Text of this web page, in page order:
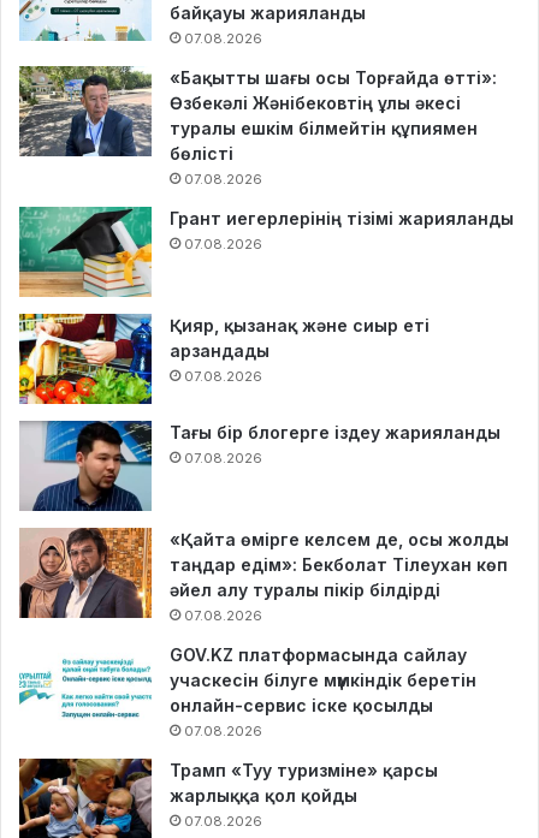
байқауы жарияланды
07.08.2026
«Бақытты шағы осы Торғайда өтті»:
Өзбекәлі Жәнібековтің ұлы әкесі
туралы ешкім білмейтін құпиямен
бөлісті
07.08.2026
Грант иегерлерінің тізімі жарияланды
07.08.2026
Қияр, қызанақ және сиыр еті
арзандады
07.08.2026
Тағы бір блогерге іздеу жарияланды
07.08.2026
«Қайта өмірге келсем де, осы жолды
таңдар едім»: Бекболат Тілеухан көп
әйел алу туралы пікір білдірді
07.08.2026
GOV.KZ платформасында сайлау
учаскесін білуге мүмкіндік беретін
онлайн-сервис іске қосылды
07.08.2026
Трамп «Туу туризміне» қарсы
жарлыққа қол қойды
07.08.2026